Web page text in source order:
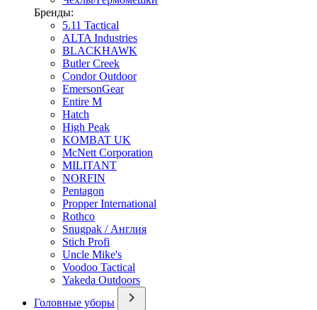
Бренды:
5.11 Tactical
ALTA Industries
BLACKHAWK
Butler Creek
Condor Outdoor
EmersonGear
Entire M
Hatch
High Peak
KOMBAT UK
McNett Corporation
MILITANT
NORFIN
Pentagon
Propper International
Rothco
Snugpak / Англия
Stich Profi
Uncle Mike's
Voodoo Tactical
Yakeda Outdoors
Головные уборы